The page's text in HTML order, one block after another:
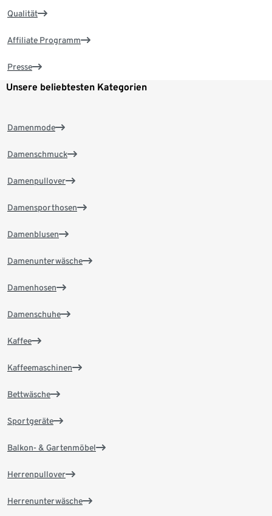
Qualität
Affiliate Programm
Presse
Unsere beliebtesten Kategorien
Damenmode
Damenschmuck
Damenpullover
Damensporthosen
Damenblusen
Damenunterwäsche
Damenhosen
Damenschuhe
Kaffee
Kaffeemaschinen
Bettwäsche
Sportgeräte
Balkon- & Gartenmöbel
Herrenpullover
Herrenunterwäsche